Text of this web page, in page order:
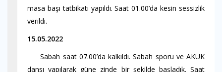
masa başı tatbikatı yapıldı. Saat 01.00’da kesin sessizlik
verildi.
15.05.2022
Sabah saat 07.00’da kalkıldı. Sabah sporu ve AKUK
dansı yapılarak güne zinde bir şekilde başladık. Saat